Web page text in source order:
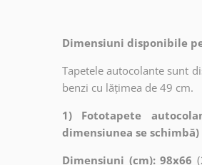
Dimensiuni disponibile
Tapetele autocolante sunt
benzi cu lățimea de 49 cm.
1) Fototapete
dimensiunea se schimbă)
Dimensiuni (cm): 98x66